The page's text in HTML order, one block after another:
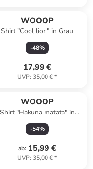
WOOOP
Shirt "Cool lion" in Grau
-48%
17,99 €
UVP: 35,00 €*
WOOOP
Shirt "Hakuna matata" in
Dunkelblau
-54%
ab: 15,99 €
UVP: 35,00 €*